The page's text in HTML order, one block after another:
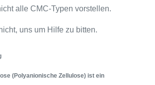
alle CMC-Typen vorstellen.
uns um Hilfe zu bitten.
(Polyanionische Zellulose) ist ein